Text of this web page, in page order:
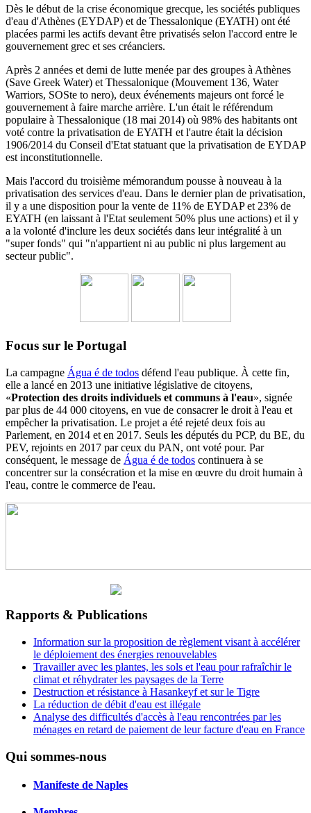
Dès le début de la crise économique grecque, les sociétés publiques
d'eau d'Athènes (EYDAP) et de Thessalonique (EYATH) ont été
placées parmi les actifs devant être privatisés selon l'accord entre le
gouvernement grec et ses créanciers.
Après 2 années et demi de lutte menée par des groupes à Athènes
(Save Greek Water) et Thessalonique (Mouvement 136, Water
Warriors, SOSte to nero), deux événements majeurs ont forcé le
gouvernement à faire marche arrière. L'un était le référendum
populaire à Thessalonique (18 mai 2014) où 98% des habitants ont
voté contre la privatisation de EYATH et l'autre était la décision
1906/2014 du Conseil d'Etat statuant que la privatisation de EYDAP
est inconstitutionnelle.
Mais l'accord du troisième mémorandum pousse à nouveau à la
privatisation des services d'eau. Dans le dernier plan de privatisation,
il y a une disposition pour la vente de 11% de EYDAP et 23% de
EYATH (en laissant à l'Etat seulement 50% plus une actions) et il y
a la volonté d'inclure les deux sociétés dans leur intégralité à un
"super fonds" qui "n'appartient ni au public ni plus largement au
secteur public".
Focus sur le Portugal
La campagne Água é de todos défend l'eau publique. À cette fin,
elle a lancé en 2013 une initiative législative de citoyens,
«Protection des droits individuels et communs à l'eau», signée
par plus de 44 000 citoyens, en vue de consacrer le droit à l'eau et
empêcher la privatisation. Le projet a été rejeté deux fois au
Parlement, en 2014 et en 2017. Seuls les députés du PCP, du BE, du
PEV, rejoints en 2017 par ceux du PAN, ont voté pour. Par
conséquent, le message de Água é de todos continuera à se
concentrer sur la consécration et la mise en œuvre du droit humain à
l'eau, contre le commerce de l'eau.
Rapports & Publications
Information sur la proposition de règlement visant à accélérer
le déploiement des énergies renouvelables
Travailler avec les plantes, les sols et l'eau pour rafraîchir le
climat et réhydrater les paysages de la Terre
Destruction et résistance à Hasankeyf et sur le Tigre
La réduction de débit d'eau est illégale
Analyse des difficultés d'accès à l'eau rencontrées par les
ménages en retard de paiement de leur facture d'eau en France
Qui sommes-nous
Manifeste de Naples